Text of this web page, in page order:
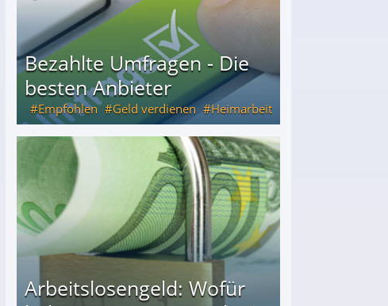
Bezahlte Umfragen - Die
besten Anbieter
Empfohlen Geld verdienen Heimarbeit
Arbeitslosengeld: Wofür